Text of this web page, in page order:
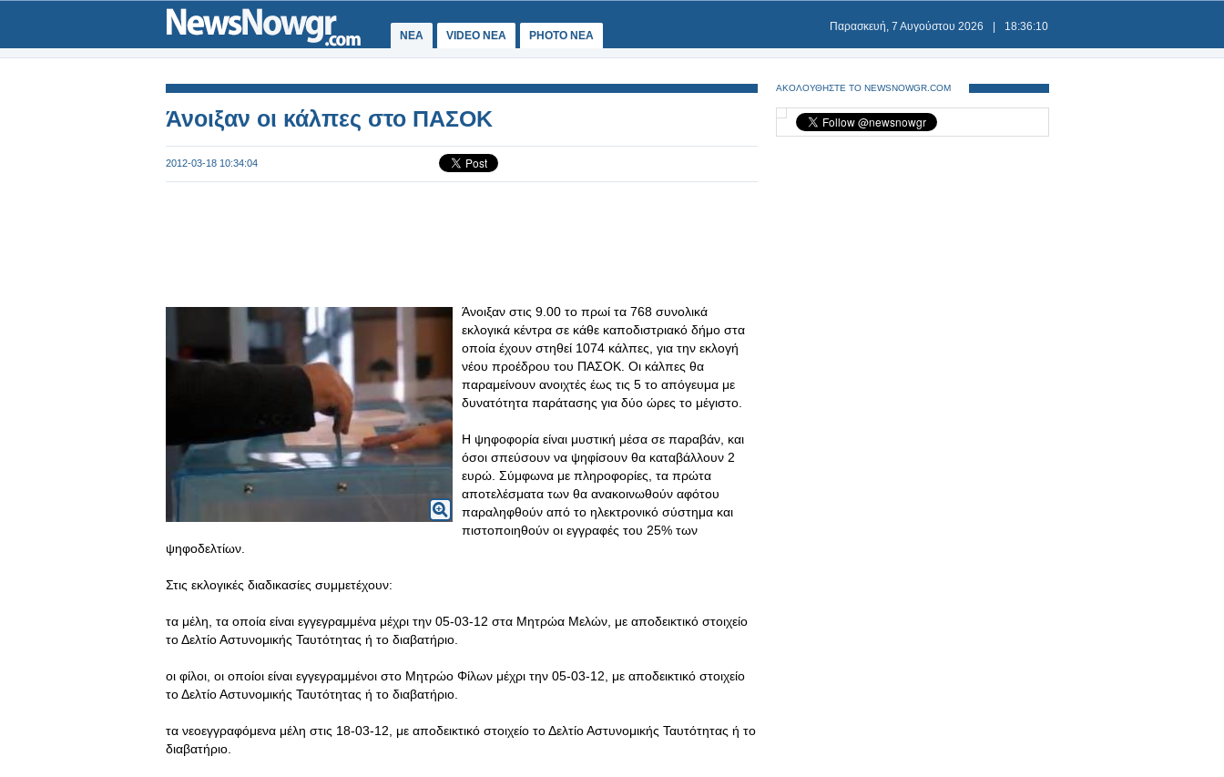
ΝΕΑ VIDEO NEA PHOTO NEA
Παρασκευή, 7 Αυγούστου 2026 18:36:10
Άνοιξαν οι κάλπες στο ΠΑΣΟΚ
2012-03-18 10:34:04
Άνοιξαν στις 9.00 το πρωί τα 768 συνολικά
εκλογικά κέντρα σε κάθε καποδιστριακό δήμο στα
οποία έχουν στηθεί 1074 κάλπες, για την εκλογή
νέου προέδρου του ΠΑΣΟΚ. Οι κάλπες θα
παραμείνουν ανοιχτές έως τις 5 το απόγευμα με
δυνατότητα παράτασης για δύο ώρες το μέγιστο.
Η ψηφοφορία είναι μυστική μέσα σε παραβάν, και
όσοι σπεύσουν να ψηφίσουν θα καταβάλλουν 2
ευρώ. Σύμφωνα με πληροφορίες, τα πρώτα
αποτελέσματα των θα ανακοινωθούν αφότου
παραληφθούν από το ηλεκτρονικό σύστημα και
πιστοποιηθούν οι εγγραφές του 25% των
ψηφοδελτίων.
Στις εκλογικές διαδικασίες συμμετέχουν:
τα μέλη, τα οποία είναι εγγεγραμμένα μέχρι την 05-03-12 στα Μητρώα Μελών, με αποδεικτικό στοιχείο
το Δελτίο Αστυνομικής Ταυτότητας ή το διαβατήριο.
οι φίλοι, οι οποίοι είναι εγγεγραμμένοι στο Μητρώο Φίλων μέχρι την 05-03-12, με αποδεικτικό στοιχείο
το Δελτίο Αστυνομικής Ταυτότητας ή το διαβατήριο.
τα νεοεγγραφόμενα μέλη στις 18-03-12, με αποδεικτικό στοιχείο το Δελτίο Αστυνομικής Ταυτότητας ή το
διαβατήριο.
ΑΚΟΛΟΥΘΗΣΤΕ ΤΟ NEWSNOWGR.COM